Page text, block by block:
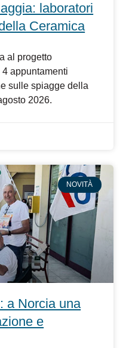
laboratori
Ceramica
al progetto
appuntamenti
sulle spiagge della
2026.
NOVITÀ
a Norcia una
e